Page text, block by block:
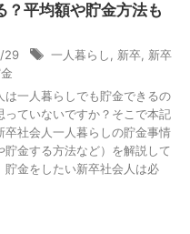
？平均額や貯金方法も
29 一人暮らし 新卒 新卒
は一人暮らしでも貯金できるの
っていないですか？そこで本記
卒社会人一人暮らしの貯金事情
貯金する方法など）を解説して
貯金をしたい新卒社会人は必